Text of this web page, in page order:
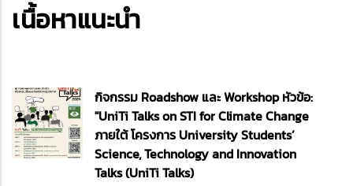
เนื้อหาแนะนำ
กิจกรรม Roadshow และ Workshop หัวข้อ:
"UniTi Talks on STI for Climate Change
ภายใต้ โครงการ University Students’
Science, Technology and Innovation
Talks (UniTi Talks)